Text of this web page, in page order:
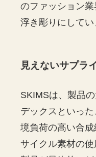
のファッション
浮き彫りにしてい
見えないサプラ
SKIMSは、製品
デックスといっ
境負荷の高い合
サイクル素材の使